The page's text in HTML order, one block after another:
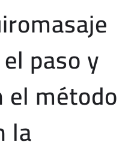
paso y
método
la